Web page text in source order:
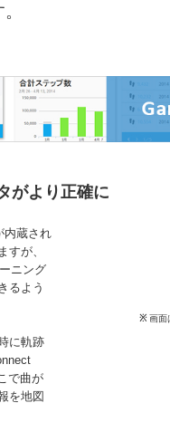
がより正確に
内蔵され
すが、
ニング
るよう
に軌跡
で曲が
を地図
※画面